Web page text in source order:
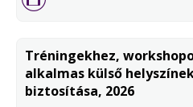
Tréningekhez,
alkalmas külső
biztosítása, 2026